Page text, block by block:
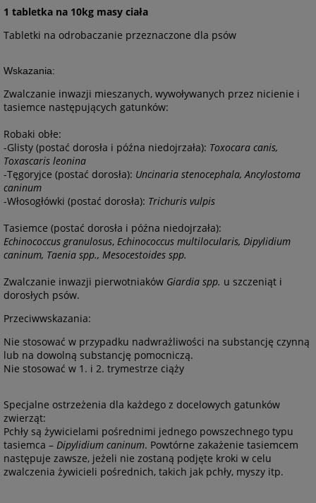
1 tabletka na 10kg masy ciała
Tabletki na odrobaczanie przeznaczone dla psów
Wskazania:
Zwalczanie inwazji mieszanych, wywoływanych przez nicienie i
tasiemce następujących gatunków:
Robaki obłe:
-Glisty (postać dorosła i późna niedojrzała): Toxocara canis,
Toxascaris leonina
-Tęgoryjce (postać dorosła): Uncinaria stenocephala, Ancylostoma
caninum
-Włosogłówki (postać dorosła): Trichuris vulpis
Tasiemce (postać dorosła i późna niedojrzała):
Echinococcus granulosus, Echinococcus multilocularis, Dipylidium
caninum, Taenia spp., Mesocestoides spp.
Zwalczanie inwazji pierwotniaków Giardia spp. u szczeniąt i
dorosłych psów.
Przeciwwskazania:
Nie stosować w przypadku nadwrażliwości na substancję czynną
lub na dowolną substancję pomocniczą.
Nie stosować w 1. i 2. trymestrze ciąży
Specjalne ostrzeżenia dla każdego z docelowych gatunków
zwierząt:
Pchły są żywicielami pośrednimi jednego powszechnego typu
tasiemca – Dipylidium caninum. Powtórne zakażenie tasiemcem
następuje zawsze, jeżeli nie zostaną podjęte kroki w celu
zwalczenia żywicieli pośrednich, takich jak pchły, myszy itp.